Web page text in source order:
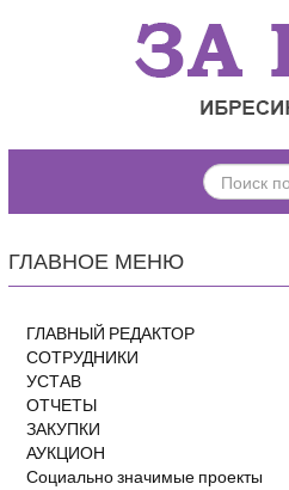
ПОИСК
ПО
ГЛАВНОЕ МЕНЮ
ГЛАВНЫЙ РЕДАКТОР
СОТРУДНИКИ
УСТАВ
ОТЧЕТЫ
ЗАКУПКИ
АУКЦИОН
Социально значимые проекты